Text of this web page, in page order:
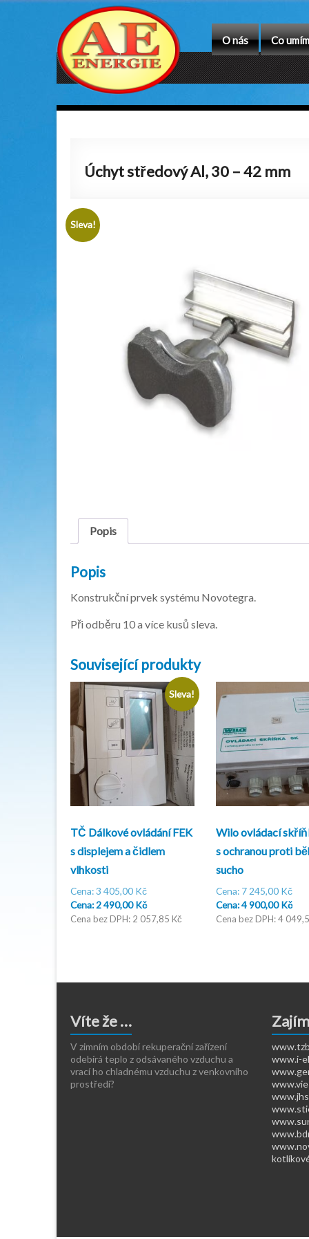
O nás Co
Úchyt středový Al, 30 – 42 mm
Sleva!
Popis
Popis
Konstrukční prvek systému Novotegra.
Při odběru 10 a více kusů sleva.
Související produkty
Sleva!
TČ Dálkové ovládání FEK
s displejem a čidlem
vlhkosti
3 405,00 KčPůvodní
cena
byla:
2 490,00KčAktuální
cena
2 057,85 Kč
Wilo ovládací
s ochranou proti
sucho
7 245,00 Kč
cena
4 900,00Kč
4
Víte že …
V zimním období rekuperační zařízení
odebírá teplo z odsávaného vzduchu a
vrací ho chladnému vzduchu z venkovního
prostředí?
www.i-